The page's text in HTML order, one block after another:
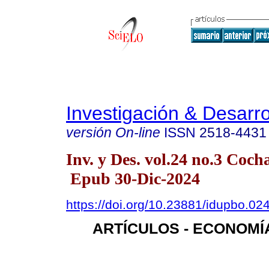
Investigación &
versión On-line ISSN 2518-4431
Inv. y Des. vol.24 no.3
Epub 30-Dic-2024
https://doi.org/10.23881/
ARTÍCULOS -